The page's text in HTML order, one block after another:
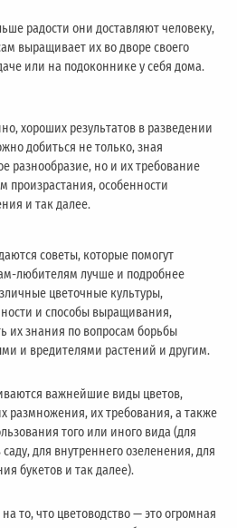
радости они доставляют человеку,
выращивает их во дворе своего
или на подоконнике у себя дома.
хороших результатов в разведении
добиться не только, зная
разнообразие, но и их требование
произрастания, особенности
и так далее.
советы, которые помогут
любителям лучше и подробнее
цветочные культуры,
и способы выращивания,
их знания по вопросам борьбы
и вредителями растений и другим.
важнейшие виды цветов,
размножения, их требования, а также
того или иного вида (для
саду, для внутреннего озеленения, для
букетов и так далее).
то, что цветоводство — это огромная